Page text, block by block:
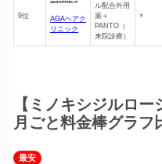
9位
AGAヘアク
リニック
ル配合外用
薬＋
PANTO（
来院診療）
×
【ミノキシジルロ
月ごと料金棒グラフ
最安